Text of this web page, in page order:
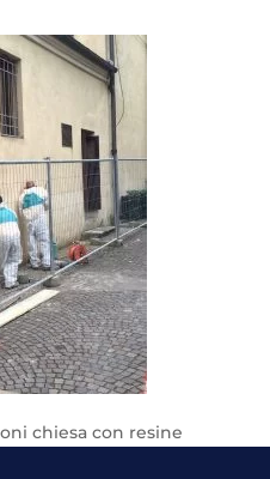
chiesa con resine